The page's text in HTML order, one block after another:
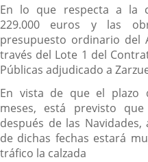
En lo que respecta a la
229.000 euros y las
presupuesto ordinario del
través del Lote 1 del
Públicas adjudicado a
En vista de que el plazo
meses, está previsto
después de las
de dichas fechas estará
tráfico la calzada